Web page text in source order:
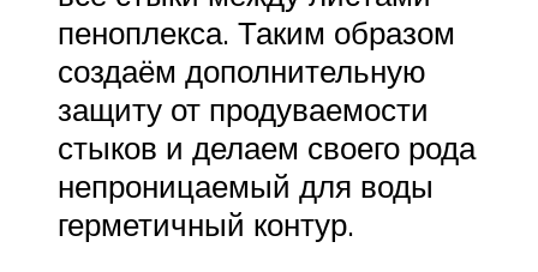
пеноплекса. Таким образом
создаём дополнительную
защиту от продуваемости
стыков и делаем своего рода
непроницаемый для воды
герметичный контур.